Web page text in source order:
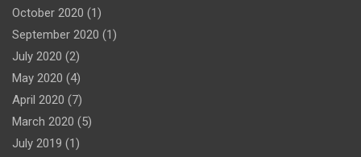
October 2020 (1)
September 2020 (1)
July 2020 (2)
May 2020 (4)
April 2020 (7)
March 2020 (5)
July 2019 (1)